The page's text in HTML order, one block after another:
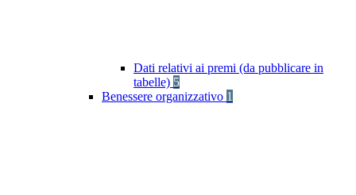
Dati relativi ai premi (da pubblicare in
tabelle) 5
Benessere organizzativo 1